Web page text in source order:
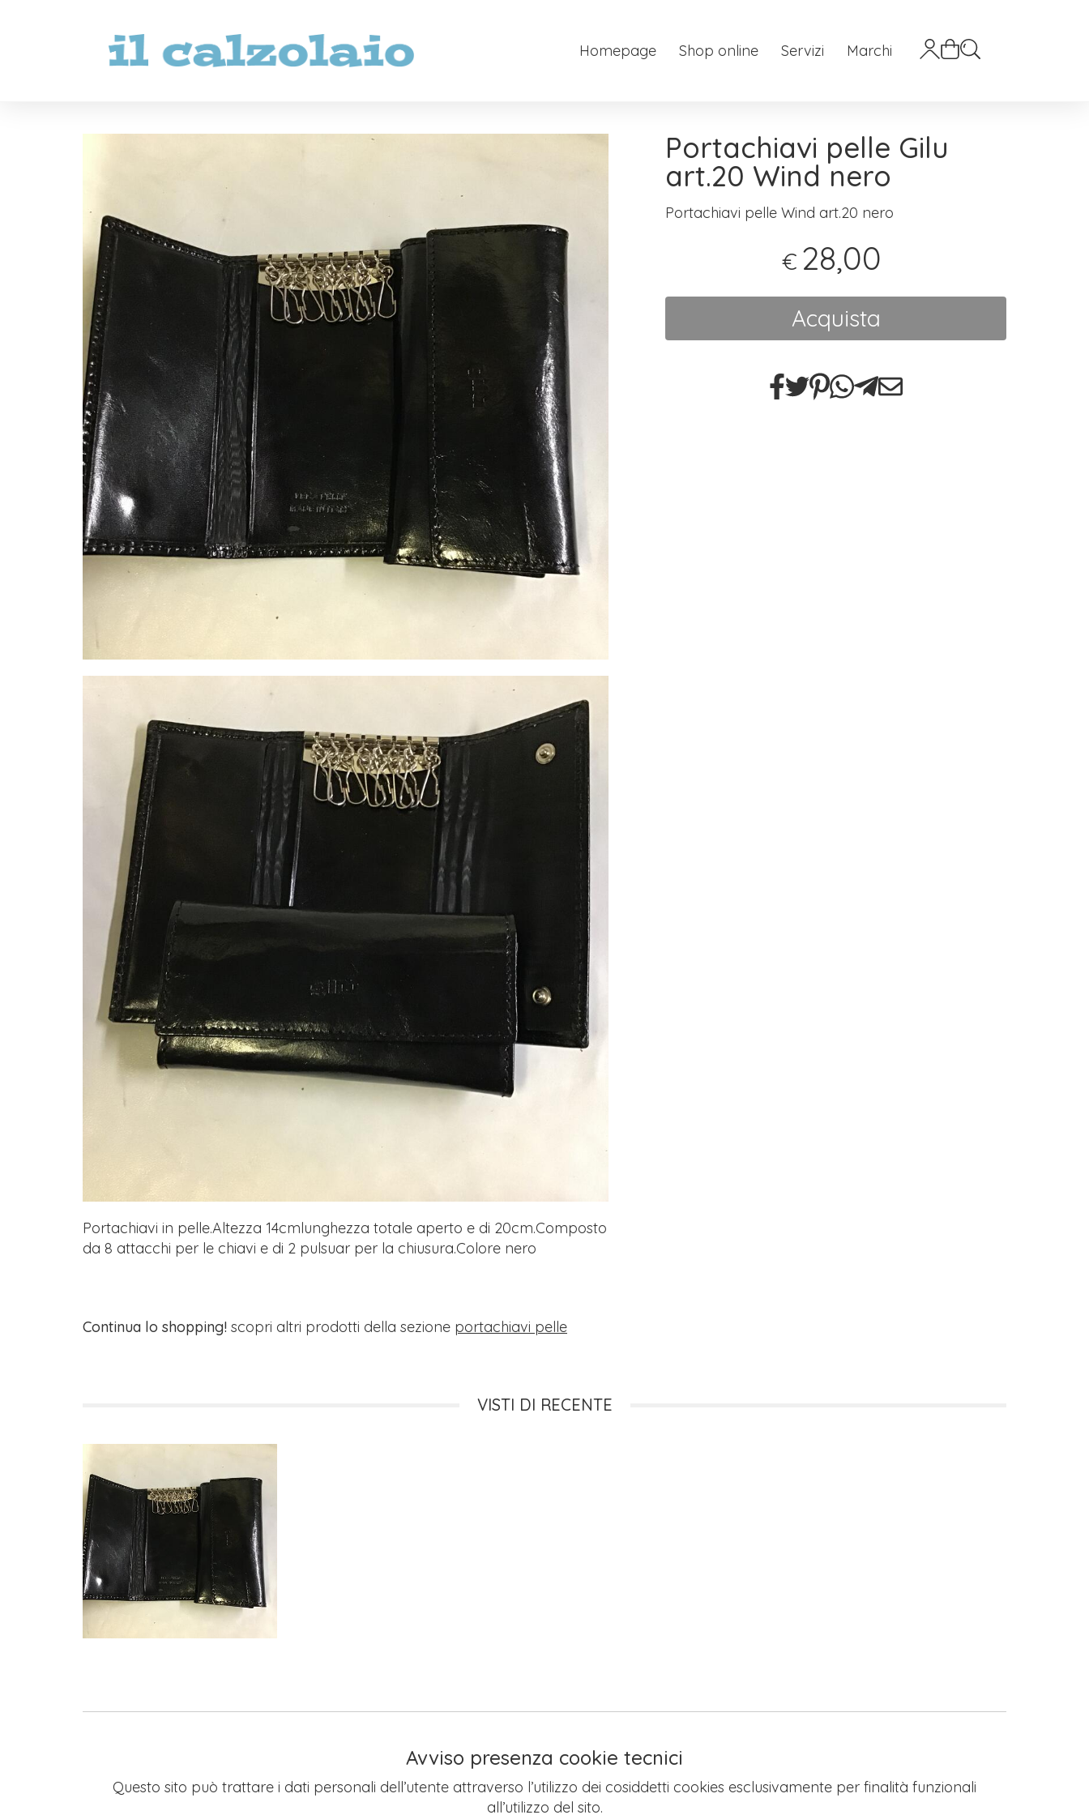
Homepage Shop online Servizi Marchi
Portachiavi in pelle.Altezza 14cmlunghezza totale aperto e di 20cm.Composto
da 8 attacchi per le chiavi e di 2 pulsuar per la chiusura.Colore nero
Portachiavi pelle Gilu
art.20 Wind nero
Portachiavi pelle Wind art.20 nero
€ 28,00
Acquista
Continua lo shopping! scopri altri prodotti della sezione portachiavi pelle
VISTI DI RECENTE
Avviso presenza cookie tecnici
Questo sito può trattare i dati personali dell’utente attraverso l’utilizzo dei cosiddetti cookies esclusivamente per finalità funzionali
all’utilizzo del sito.